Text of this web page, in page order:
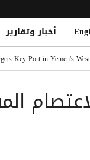
أخبار وتقارير
Key Port in Yemen's
يعلنون استهداف منشأة
من وكالة خبر السبت 8 اغسطس 2026م